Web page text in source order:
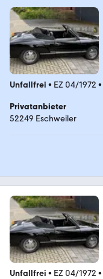
Unfallfrei • EZ 04/1972 •
Privatanbieter
52249 Eschweiler
Unfallfrei • EZ 04/1972 •